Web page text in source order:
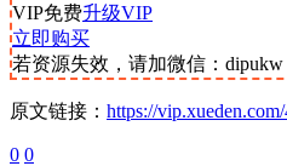
VIP免费升级VIP
立即购买
若资源失效，请加微信：
原文链接： https://
0 0